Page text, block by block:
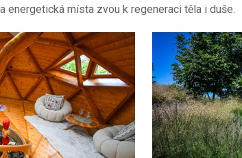
místa zvou k regeneraci těla i duše.